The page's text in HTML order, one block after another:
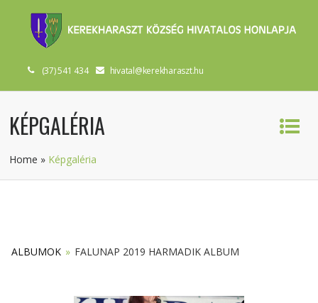
(37) 541 434 hivatal@kerekharaszt.hu
KÉPGALÉRIA
Home » Képgaléria
ALBUMOK » FALUNAP 2019 HARMADIK ALBUM